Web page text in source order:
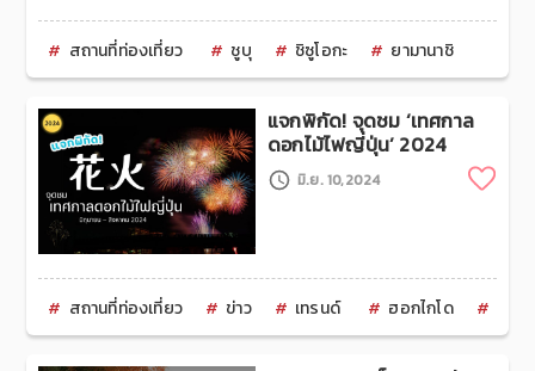
สถานที่ท่องเที่ยว ชูบุ ชิซูโอกะ ยามานาชิ
แจกพิกัด! จุดชม ‘เทศกาล
ดอกไม้ไฟญี่ปุ่น’ 2024
มิ.ย. 10,2024
สถานที่ท่องเที่ยว ข่าว เทรนด์ ฮอกไกโด